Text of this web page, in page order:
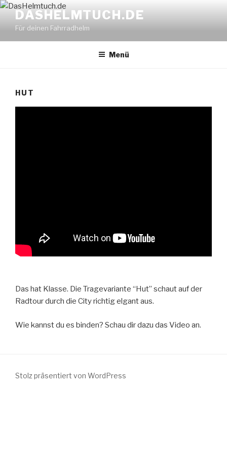
Zum
Inhalt
springen
DASHELMTUCH.DE
Für deinen Fahrradhelm
Menü
HUT
Das hat Klasse. Die Tragevariante “Hut” schaut auf der
Radtour durch die City richtig elgant aus.
Wie kannst du es binden? Schau dir dazu das Video an.
Stolz präsentiert von WordPress